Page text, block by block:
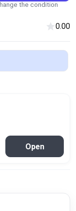
the condition
0.00
Open